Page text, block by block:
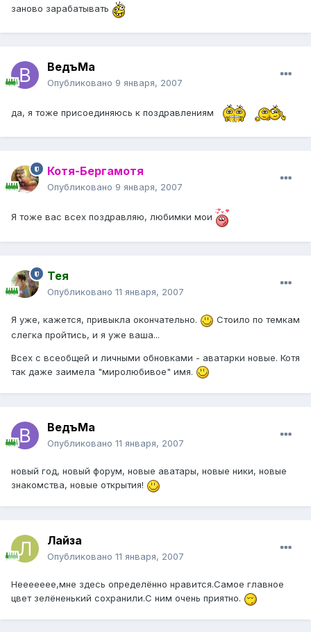
заново зарабатывать
ВедъМа
Опубликовано 9 января, 2007
да, я тоже присоединяюсь к поздравлениям
Котя-Бергамотя
Опубликовано 9 января, 2007
Я тоже вас всех поздравляю, любимки мои
Тея
Опубликовано 11 января, 2007
Я уже, кажется, привыкла окончательно.
Стоило по темкам
слегка пройтись, и я уже ваша...
Всех с всеобщей и личными обновками - аватарки новые. Котя
так даже заимела "миролюбивое" имя.
ВедъМа
Опубликовано 11 января, 2007
новый год, новый форум, новые аватары, новые ники, новые
знакомства, новые открытия!
Лайза
Опубликовано 11 января, 2007
Неееееее,мне здесь определённо нравится.Самое главное
цвет зелёненький сохранили.С ним очень приятно.